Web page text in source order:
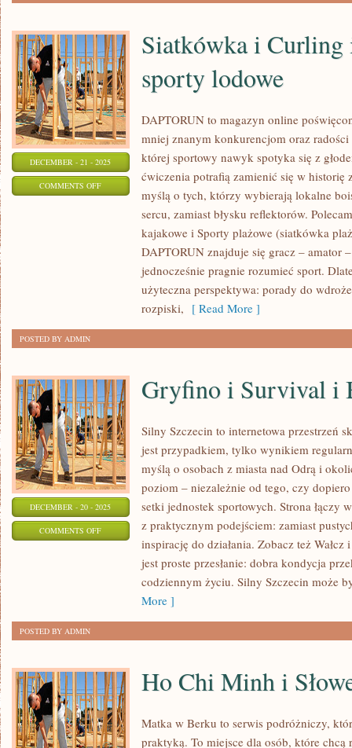
DECEMBER - 21 - 2025
COMMENTS OFFON
Siatkówka i Curling
sporty lodowe
DAPTORUN to magazyn online
mniej znanym konkurencjom oraz
której sportowy nawyk spotyka się z
ćwiczenia potrafią zamienić się w historię
myślą o tych, którzy wybierają lokalne
sercu, zamiast błysku reflektorów.
kajakowe i Sporty plażowe (siatkówka
DAPTORUN znajduje się gracz – amator
jednocześnie pragnie rozumieć sport.
użyteczna perspektywa: porady do
rozpiski, [ Read More ]
POSTED BY ADMIN
DECEMBER - 20 - 2025
COMMENTS OFFON
Gryfino i Survival i
Silny Szczecin to internetowa przestrzeń
jest przypadkiem, tylko wynikiem
myślą o osobach z miasta nad Odrą i
poziom – niezależnie od tego, czy
setki jednostek sportowych. Strona łączy
z praktycznym podejściem: zamiast
inspirację do działania. Zobacz też
jest proste przesłanie: dobra kondycja
codziennym życiu. Silny Szczecin może
More ]
POSTED BY ADMIN
Ho Chi Minh i
Matka w Berku to serwis podróżniczy,
praktyką. To miejsce dla osób, które chcą